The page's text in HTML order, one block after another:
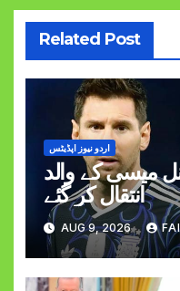
Related Post
اردو نیوز اپڈیٹس
میسی کے والد
انتقال کر گئے
AUG 9, 2026